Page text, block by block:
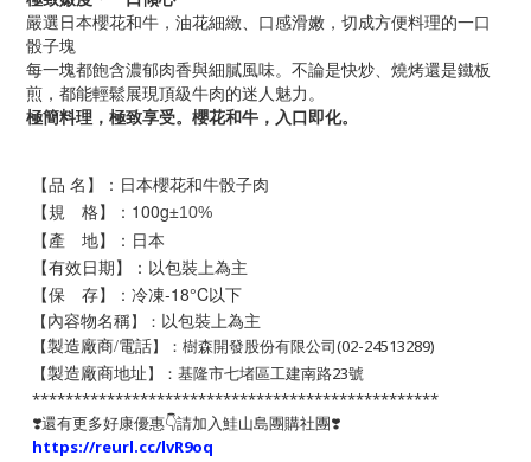
嚴選日本櫻花和牛，油花細緻、口感滑嫩，切成方便料理的一口
骰子塊
每一塊都飽含濃郁肉香與細膩風味。不論是快炒、燒烤還是鐵板
煎，都能輕鬆展現頂級牛肉的迷人魅力。
極簡料理，極致享受。櫻花和牛，入口即化。
【品 名】： 日本櫻花和牛骰子肉
【規 格】：100g±10%
【產 地】：日本
【有效日期】：以包裝上為主
【保 存】：冷凍-18°C以下
【內容物名稱】： 以包裝上為主
【製造廠商/電話】：樹森開發股份有限公司(02-24513289)
【製造廠商地址】：基隆市七堵區工建南路23號
*************************************************
❣️還有更多好康優惠👇請加入鮭山島團購社團❣️
https://reurl.cc/lvR9oq